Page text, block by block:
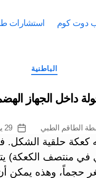
دوت كوم استشارات
التصنيفاتالباطنية
داخل الجهاز
الطاقم الطبي
تاريخ
المقالة
29 يوليو، 2026
حلقية الشكل.
في منتصف الكعكة)
حجماً، وهذه يمكن